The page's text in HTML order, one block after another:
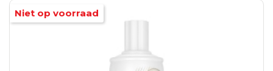
Niet op voorraad